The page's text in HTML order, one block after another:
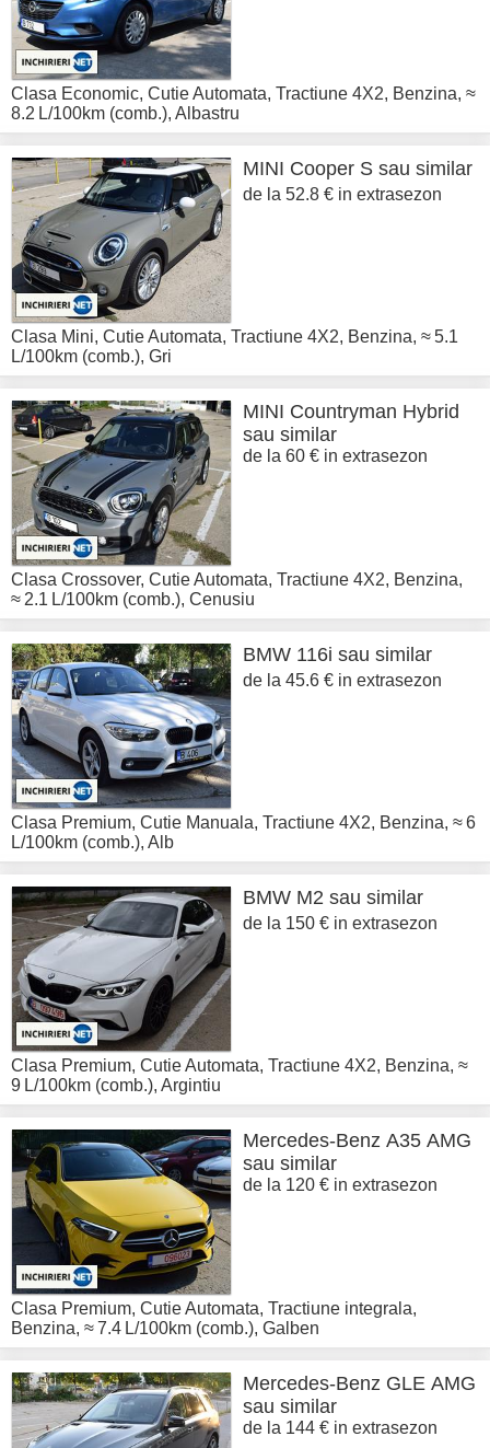
Clasa Economic, Cutie Automata, Tractiune 4X2, Benzina, ≈
8.2 L/100km (comb.), Albastru
MINI Cooper S sau similar
de la 52.8 € in extrasezon
Clasa Mini, Cutie Automata, Tractiune 4X2, Benzina, ≈ 5.1
L/100km (comb.), Gri
MINI Countryman Hybrid
sau similar
de la 60 € in extrasezon
Clasa Crossover, Cutie Automata, Tractiune 4X2, Benzina,
≈ 2.1 L/100km (comb.), Cenusiu
BMW 116i sau similar
de la 45.6 € in extrasezon
Clasa Premium, Cutie Manuala, Tractiune 4X2, Benzina, ≈ 6
L/100km (comb.), Alb
BMW M2 sau similar
de la 150 € in extrasezon
Clasa Premium, Cutie Automata, Tractiune 4X2, Benzina, ≈
9 L/100km (comb.), Argintiu
Mercedes-Benz A35 AMG
sau similar
de la 120 € in extrasezon
Clasa Premium, Cutie Automata, Tractiune integrala,
Benzina, ≈ 7.4 L/100km (comb.), Galben
Mercedes-Benz GLE AMG
sau similar
de la 144 € in extrasezon